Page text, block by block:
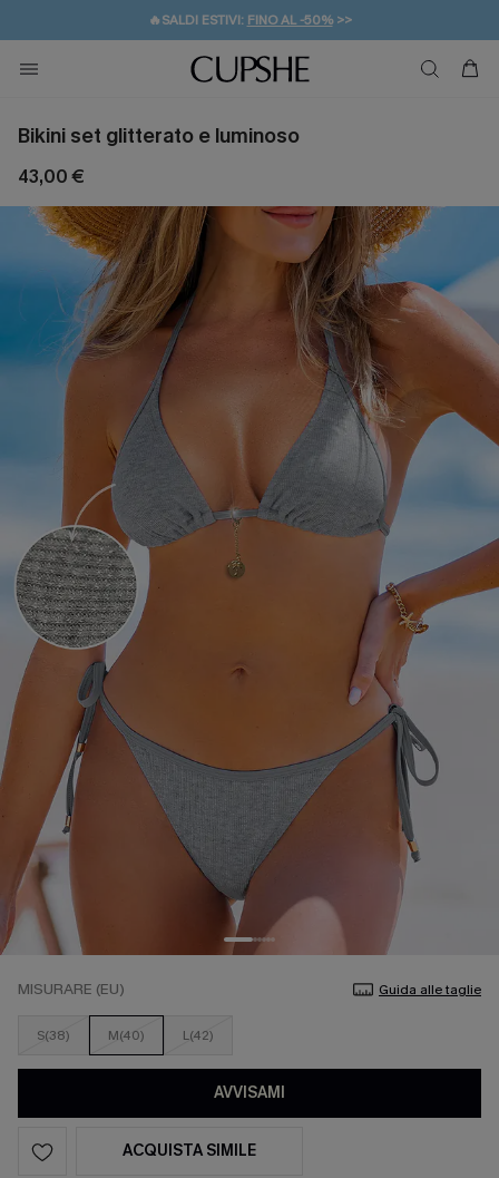
🔥SALDI ESTIVI: FINO AL -50%>>
🚚SPEDIZIONE GRATUITA DA 49€
💌REGALO PER I NUOVI: 20% DI SCONTO*
Bikini set glitterato e luminoso
43,00 €
MISURARE (EU) Guida alle taglie
S(38) M(40) L(42)
AVVISAMI
ACQUISTA SIMILE